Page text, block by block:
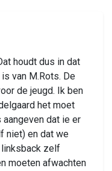
houdt dus in dat
van M.Rots. De
de jeugd. Ik ben
het moet
dat ie er
niet) en dat we
zelf
moeten afwachten